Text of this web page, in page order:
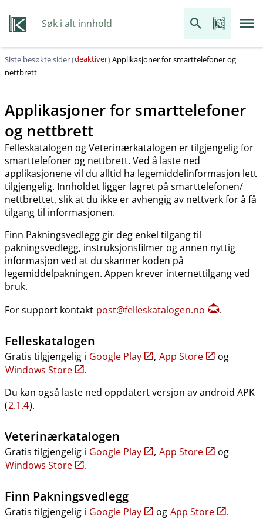
Siste besøkte sider (deaktiver)Applikasjoner for smarttelefoner og
nettbrett
Applikasjoner for smarttelefoner
og nettbrett
Felleskatalogen og Veterinærkatalogen er tilgjengelig for
smarttelefoner og nettbrett. Ved å laste ned
applikasjonene vil du alltid ha legemiddelinformasjon lett
tilgjengelig. Innholdet ligger lagret på smarttelefonen​/​
nettbrettet, slik at du ikke er avhengig av nettverk for å få
tilgang til informasjonen.
Finn Pakningsvedlegg gir deg enkel tilgang til
pakningsvedlegg, instruksjonsfilmer og annen nyttig
informasjon ved at du skanner koden på
legemiddelpakningen. Appen krever internettilgang ved
bruk.
For support kontakt post@felleskatalogen.no .
Felleskatalogen
Gratis tilgjengelig i Google Play , App Store
og
Windows Store
.
Du kan også laste ned oppdatert versjon av android APK
(2.1.4).
Veterinærkatalogen
Gratis tilgjengelig i Google Play , App Store
og
Windows Store
.
Finn Pakningsvedlegg
Gratis tilgjengelig i Google Play og App Store .